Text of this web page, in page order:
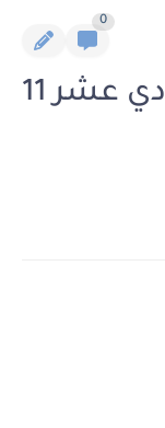
0
رواية ارناط الفصل الحادي عشر 11